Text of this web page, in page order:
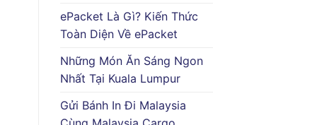
ePacket Là Gì? Kiến Thức
Toàn Diện Về ePacket
Những Món Ăn Sáng Ngon
Nhất Tại Kuala Lumpur
Gửi Bánh In Đi Malaysia